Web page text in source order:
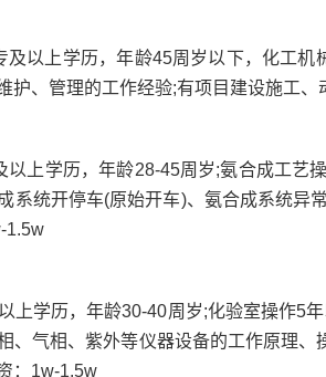
及以上学历，年龄45周岁以下，化工
护、管理的工作经验;有项目建设施工
以上学历，年龄28-45周岁;氨合成工艺
系统开停车(原始开车)、氨合成系统
1.5w
上学历，年龄30-40周岁;化验室操作5
、气相、紫外等仪器设备的工作原理
：1w-1.5w